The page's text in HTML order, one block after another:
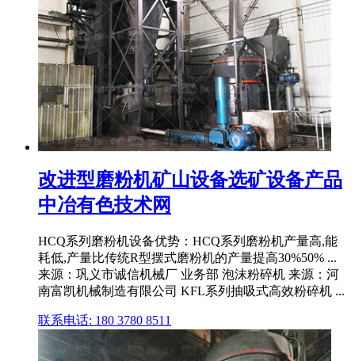
改进型磨粉机矿山设备选矿设备产品
中冶有色技术网
HCQ系列磨粉机设备优势：HCQ系列磨粉机产量高,能
耗低,产量比传统R型摆式磨粉机的产量提高30%50% ...
来源：巩义市诚信机械厂 业务部 泡沫粉碎机 来源：河
南富凯机械制造有限公司 KFL系列抽吸式高效粉碎机 ...
联系电话: 180 3780 8511